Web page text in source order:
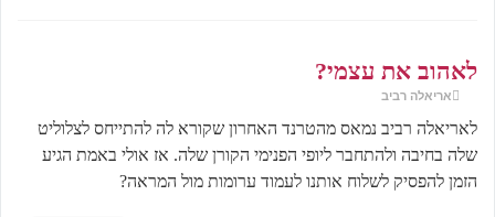
לאהוב את עצמי?
אריאלה רביב
לאריאלה רביב נמאס מהטרנד האחרון שקורא לה להתייחס לצלוליט
שלה בחיבה ולהתחבר ליופי הפנימי הקורן שלה. אז אולי באמת הגיע
הזמן להפסיק לשלוח אותנו לעמוד ערומות מול המראה?